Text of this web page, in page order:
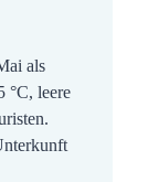
als
°C, leere